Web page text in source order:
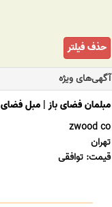
حذف فیلتر
آگهی‌های ویژه
مبلمان فضای باز | مبل فضای
zwood co
تهران
قیمت: توافقی